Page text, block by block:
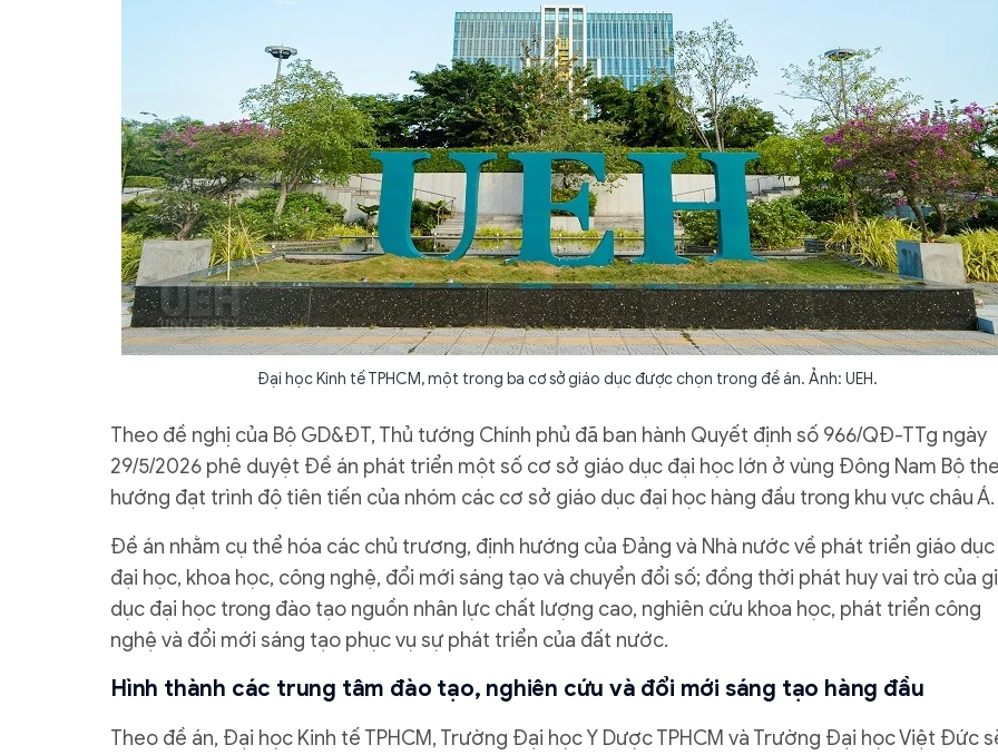
Đại học Kinh tế TPHCM, một trong ba cơ sở giáo dục được chọn trong đề án. Ảnh: UEH.
Theo đề nghị của Bộ GD&ĐT, Thủ tướng Chính phủ đã ban hành Quyết định số 966/QĐ-TTg ngày
29/5/2026 phê duyệt Đề án phát triển một số cơ sở giáo dục đại học lớn ở vùng Đông Nam Bộ
hướng đạt trình độ tiên tiến của nhóm các cơ sở giáo dục đại học hàng đầu trong khu vực châu Á.
Đề án nhằm cụ thể hóa các chủ trương, định hướng của Đảng và Nhà nước về phát triển giáo dục
đại học, khoa học, công nghệ, đổi mới sáng tạo và chuyển đổi số; đồng thời phát huy vai trò của
dục đại học trong đào tạo nguồn nhân lực chất lượng cao, nghiên cứu khoa học, phát triển công
nghệ và đổi mới sáng tạo phục vụ sự phát triển của đất nước.
Hình thành các trung tâm đào tạo, nghiên cứu và đổi mới sáng tạo hàng đầu
Theo đề án, Đại học Kinh tế TPHCM, Trường Đại học Y Dược TPHCM và Trường Đại học Việt Đức